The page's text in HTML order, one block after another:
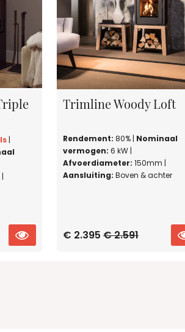
|
PRODUCT
Trimline Woody Loft
Rendement: 80% | Nominaal
vermogen: 6 kW |
Afvoerdiameter: 150mm |
Aansluiting: Boven & achter
€ 2.395 € 2.591